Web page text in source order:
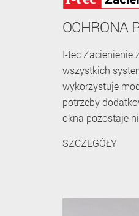
OCHRONA
I-tec Zacienienie
wszystkich
wykorzystuje
potrzeby
okna pozostaje
SZCZEGÓŁY